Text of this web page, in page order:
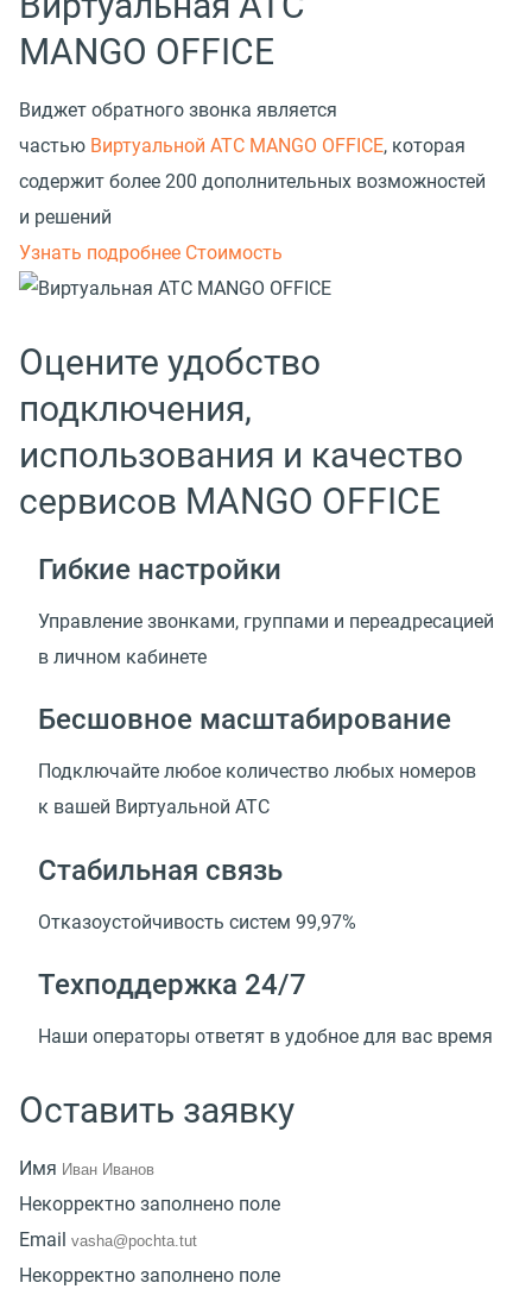
MANGO OFFICE
Виджет обратного звонка является
частью Виртуальной АТС MANGO OFFICE, которая
содержит более 200 дополнительных возможностей
и решений
Узнать подробнее Стоимость
Оцените удобство
подключения,
использования и качество
сервисов MANGO OFFICE
Гибкие настройки
Управление звонками, группами и переадресацией
в личном кабинете
Бесшовное масштабирование
Подключайте любое количество любых номеров
к вашей Виртуальной АТС
Стабильная связь
Отказоустойчивость систем 99,97%
Техподдержка 24/7
Наши операторы ответят в удобное для вас время
Оставить заявку
Имя
Некорректно заполнено поле
Email
Некорректно заполнено поле